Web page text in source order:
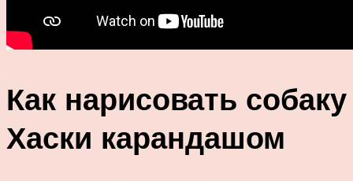
Как нарисовать собаку
Хаски карандашом